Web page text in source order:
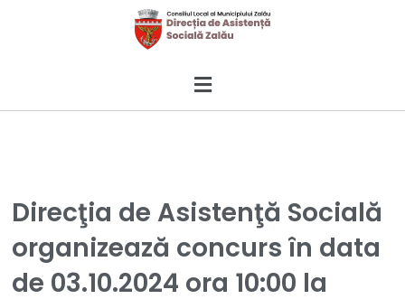
Direcţia de Asistenţă Socială
organizează concurs în data
de 03.10.2024 ora 10:00 la